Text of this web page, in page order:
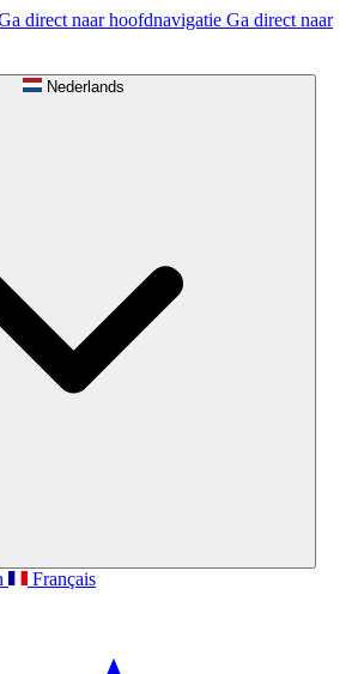
direct naar hoofdnavigatie Ga direct naar
Nederlands
Français